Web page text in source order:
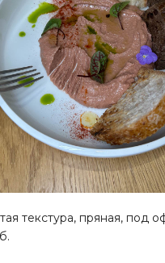
текстура, пряная, под